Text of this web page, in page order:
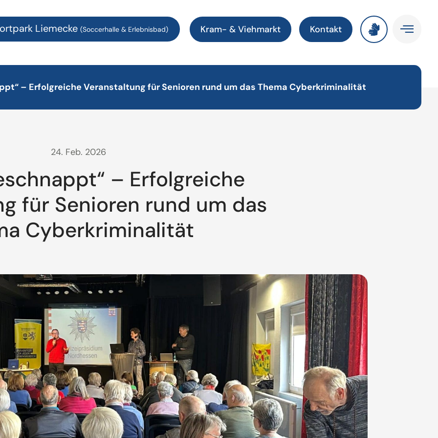
Liemecke (Soccerhalle & Erlebnisbad) Kram- & Viehmarkt Kontakt
– Erfolgreiche Veranstaltung für Senioren rund um das Thema Cyberkriminalität
24. Feb. 2026
– Erfolgreiche
für Senioren rund um das
Cyberkriminalität